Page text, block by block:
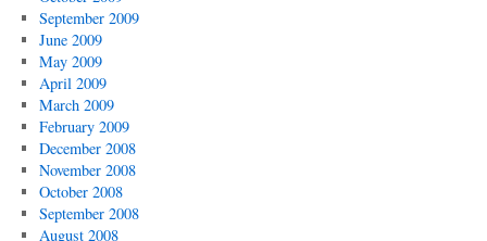
September 2009
June 2009
May 2009
April 2009
March 2009
February 2009
December 2008
November 2008
October 2008
September 2008
August 2008